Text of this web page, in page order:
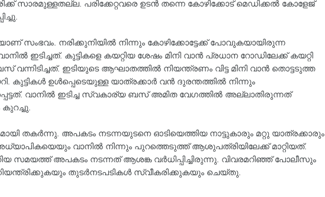
സാരമുള്ളതല്ല. പരിക്കേറ്റവരെ ഉടൻ തന്നെ കോഴിക്കോട് മെഡിക്കൽ കോളേജ്
സംഭവം. നരിക്കുനിയിൽ നിന്നും കോഴിക്കോട്ടേക്ക് പോവുകയായിരുന്ന
ഇടിച്ചത്. കുട്ടികളെ കയറ്റിയ ശേഷം മിനി വാൻ പ്രധാന റോഡിലേക്ക് കയറ്റി
വന്നിടിച്ചത്. ഇടിയുടെ ആഘാതത്തിൽ നിയന്ത്രണം വിട്ട മിനി വാൻ തൊട്ടടുത്ത
കുട്ടികൾ ഉൾപ്പെടെയുള്ള യാത്രക്കാർ വൻ ദുരന്തത്തിൽ നിന്നും
വാനിൽ ഇടിച്ച സ്വകാര്യ ബസ് അമിത വേഗത്തിൽ അല്ലാതിരുന്നത്
തകർന്നു. അപകടം നടന്നയുടനെ ഓടിയെത്തിയ നാട്ടുകാരും മറ്റു യാത്രക്കാരും
വാനിൽ നിന്നും പുറത്തെടുത്ത് ആശുപത്രിയിലേക്ക് മാറ്റിയത്.
സമയത്ത് അപകടം നടന്നത് ആശങ്ക വർധിപ്പിച്ചിരുന്നു. വിവരമറിഞ്ഞ് പോലീസും
തുടർനടപടികൾ സ്വീകരിക്കുകയും ചെയ്തു.